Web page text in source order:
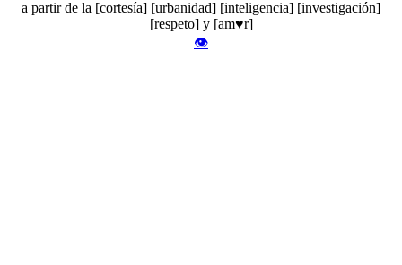
a partir de la [cortesía] [urbanidad] [inteligencia] [investigación]
[respeto] y [am♥r]
👁